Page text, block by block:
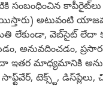
కాపీరైట్‌లు
అటువంటి
లేకుండా, వెబ్‌సైట్
అనువదించడం,
ఇతర మాధ్యమానికి
టెక్స్ట్,